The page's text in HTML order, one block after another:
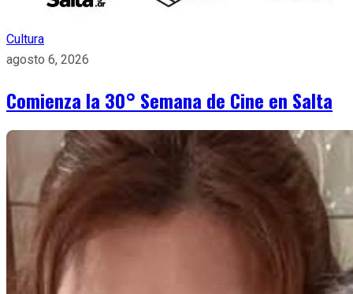
Cultura
agosto 6, 2026
Comienza la 30° Semana de Cine en Salta